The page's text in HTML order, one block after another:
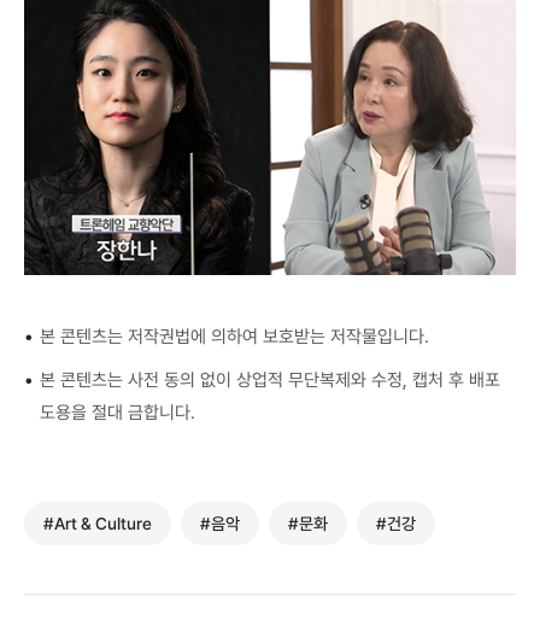
• 본 콘텐츠는 저작권법에 의하여 보호받는 저작물입니다.
• 본 콘텐츠는 사전 동의 없이 상업적 무단복제와 수정, 캡처 후 배포
도용을 절대 금합니다.
#Art & Culture #음악 #문화 #건강